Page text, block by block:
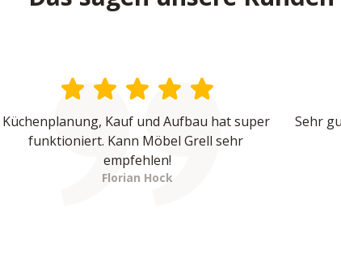
Küchenplanung, Kauf und Aufbau hat super
funktioniert. Kann Möbel Grell sehr
empfehlen!
Florian Hock
Sehr